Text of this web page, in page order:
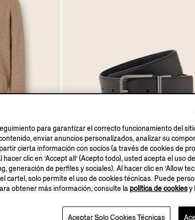
con
Cinturón en Piel Reversible
$690.00
para garantizar el correcto funcionamiento del
enviar anuncios personalizados, analizar su
cierta información con socios (a través de cookies de
clic en ‘Accept all’ (Acepto todo), usted acepta el uso
generación de perfiles y sociales). Al hacer clic en ‘Allow
cartel, solo permite el uso de cookies técnicas. Puede
obtener más información, consulte la política de cookiesy
Aceptar Solo Cookies Técnicas